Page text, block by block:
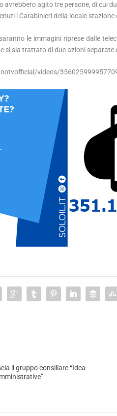
avrebbero agito tre persone, di cui
i Carabinieri della locale stazione
le immagini riprese dalle
si sia trattato di due azioni
videos/
il gruppo consiliare “Idea